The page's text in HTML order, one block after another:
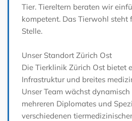
Tier. Tiereltern beraten wir
kompetent. Das Tierwohl steht
Stelle.
Unser Standort Zürich Ost
Die Tierklinik Zürich Ost bietet
Infrastruktur und breites
Unser Team wächst
mehreren Diplomates und
verschiedenen